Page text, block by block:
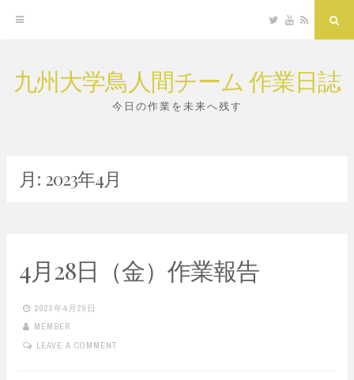
Skip
Twitter
YouTube
RSS
九州大学鳥人間チーム 作業日誌
今日の作業を未来へ残す
月: 2023年4月
4月28日（金）作業報告
2023年4月29日
MEMBER
LEAVE A COMMENT